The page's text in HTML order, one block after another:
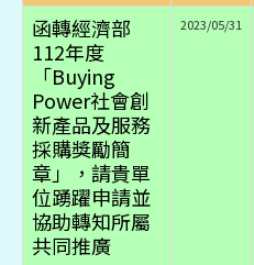
函轉經濟部
112年度
「Buying
Power社會創
新產品及服務
採購獎勵簡
章」，請貴單
位踴躍申請並
協助轉知所屬
共同推廣
2023/05/31